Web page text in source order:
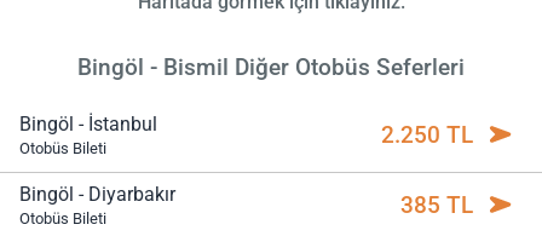
Bingöl - Bismil Diğer Otobüs Seferleri
Bingöl - İstanbul
Otobüs Bileti 2.250 TL
Bingöl - Diyarbakır
Otobüs Bileti 385 TL